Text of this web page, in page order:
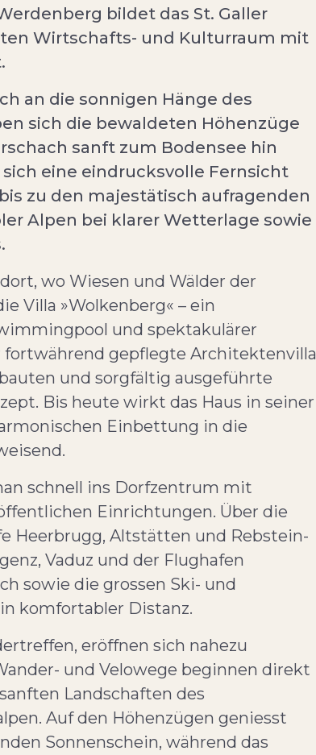
bildet das St. Galler
Wirtschafts- und Kulturraum mit
an die sonnigen Hänge des
sich die bewaldeten Höhenzüge
sanft zum Bodensee hin
eine eindrucksvolle Fernsicht
zu den majestätisch aufragenden
Alpen bei klarer Wetterlage sowie
wo Wiesen und Wälder der
Villa »Wolkenberg« – ein
und spektakulärer
fortwährend gepflegte Architektenvilla
und sorgfältig ausgeführte
Bis heute wirkt das Haus in seiner
Einbettung in die
schnell ins Dorfzentrum mit
Einrichtungen. Über die
Heerbrugg, Altstätten und Rebstein-
Vaduz und der Flughafen
sowie die grossen Ski- und
komfortabler Distanz.
eröffnen sich nahezu
und Velowege beginnen direkt
Landschaften des
Auf den Höhenzügen geniesst
Sonnenschein, während das